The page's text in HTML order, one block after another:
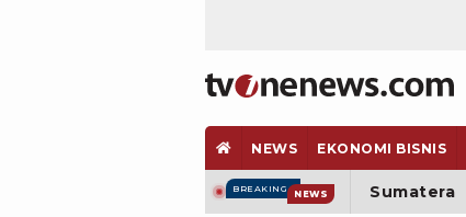
NEWS EKONOMI BISNIS
BREAKING NEWS Sumatera